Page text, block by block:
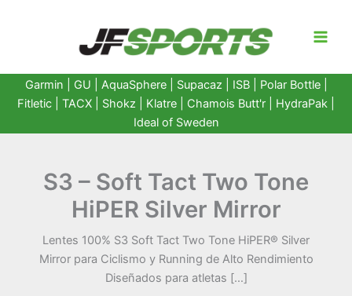
Garmin GU AquaSphere| Supacaz | ISB | Polar Bottle|
Fitletic
TACX Shokz Klatre Chamois Butt'r HydraPak
Ideal of Sweden
S3 – Soft Tact Two Tone
HiPER Silver Mirror
Lentes 100% S3 Soft Tact Two Tone HiPER® Silver
Mirror para Ciclismo y Running de Alto Rendimiento
Diseñados para atletas […]